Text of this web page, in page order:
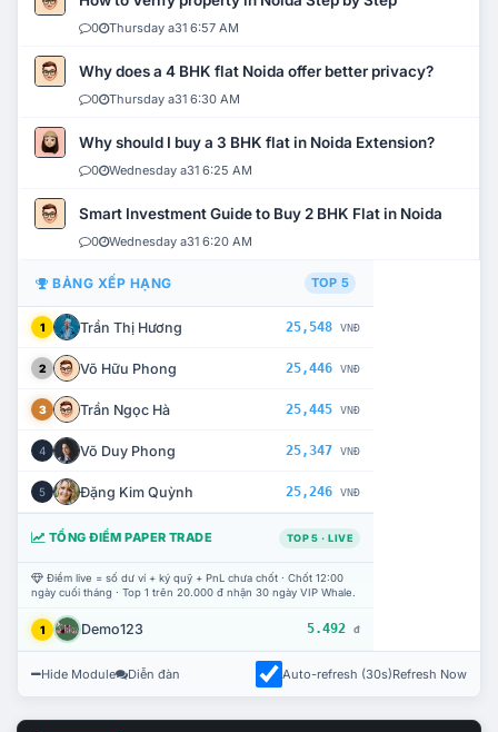
0 Thursday a31 6:57 AM
Why does a 4 BHK flat Noida offer better privacy?
0 Thursday a31 6:30 AM
Why should I buy a 3 BHK flat in Noida Extension?
0 Wednesday a31 6:25 AM
Smart Investment Guide to Buy 2 BHK Flat in Noida
0 Wednesday a31 6:20 AM
BẢNG XẾP HẠNG TOP 5
1 Trần Thị Hương 25,548 VNĐ
2 Võ Hữu Phong 25,446 VNĐ
3 Trần Ngọc Hà 25,445 VNĐ
4 Võ Duy Phong 25,347 VNĐ
5 Đặng Kim Quỳnh 25,246 VNĐ
TỔNG ĐIỂM PAPER TRADE TOP 5 · LIVE
Điểm live = số dư ví + ký quỹ + PnL chưa chốt · Chốt 12:00
ngày cuối tháng · Top 1 trên 20.000 đ nhận 30 ngày VIP Whale.
1 Demo123 5.492 đ
Hide Module Diễn đàn Auto-refresh (30s)Refresh Now